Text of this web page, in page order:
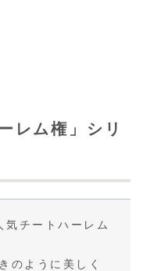
レム権」シリ
チートハーレム
のように美しく